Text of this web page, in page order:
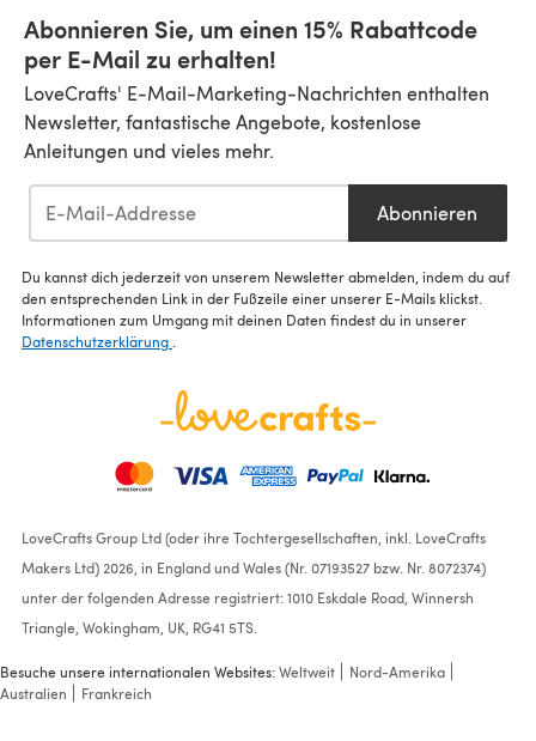
Abonnieren Sie, um einen 15% Rabattcode
per E-Mail zu erhalten!
LoveCrafts' E-Mail-Marketing-Nachrichten enthalten
Newsletter, fantastische Angebote, kostenlose
Anleitungen und vieles mehr.
Abonnieren
Du kannst dich jederzeit von unserem Newsletter abmelden, indem du auf
den entsprechenden Link in der Fußzeile einer unserer E-Mails klickst.
Informationen zum Umgang mit deinen Daten findest du in unserer
Datenschutzerklärung
LoveCrafts Group Ltd (oder ihre Tochtergesellschaften, inkl. LoveCrafts
Makers Ltd) 2026, in England und Wales (Nr. 07193527 bzw. Nr. 8072374)
unter der folgenden Adresse registriert: 1010 Eskdale Road, Winnersh
Triangle, Wokingham, UK, RG41 5TS.
Besuche unsere internationalen Websites:Weltweit
Nord-Amerika
Australien
Frankreich